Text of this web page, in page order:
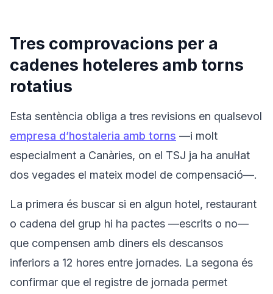
Tres comprovacions per a
cadenes hoteleres amb torns
rotatius
Esta sentència obliga a tres revisions en qualsevol
empresa d’hostaleria amb torns —i molt
especialment a Canàries, on el TSJ ja ha anul·lat
dos vegades el mateix model de compensació—.
La primera és buscar si en algun hotel, restaurant
o cadena del grup hi ha pactes —escrits o no—
que compensen amb diners els descansos
inferiors a 12 hores entre jornades. La segona és
confirmar que el registre de jornada permet